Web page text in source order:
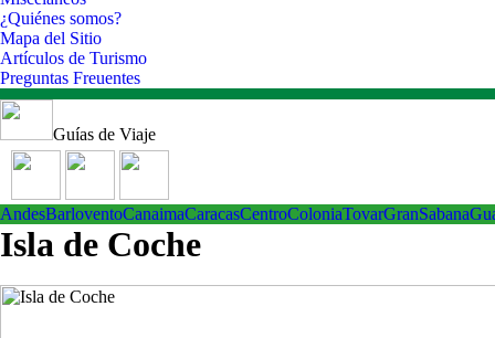
¿Quiénes somos?
Mapa del Sitio
Artículos de Turismo
Preguntas Freuentes
Guías de Viaje
AndesBarloventoCanaimaCaracasCentroColoniaTovarGranSabana
Isla de Coche